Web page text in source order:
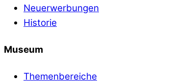
Neuerwerbungen
Historie
Museum
Themenbereiche